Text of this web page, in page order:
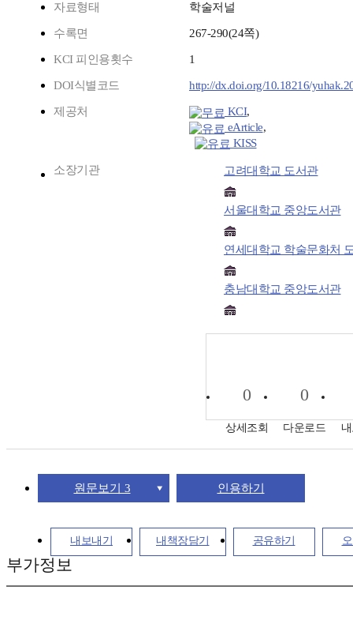
자료형태 학술저널
수록면 267-290(24쪽)
KCI 피인용횟수 1
DOI식별코드 http://dx.doi.org/10.18216/
제공처 KCI,
eArticle,
KISS
소장기관 고려대학교 도서관
서울대학교 중앙도서관
연세대학교 학술문화처
충남대학교 중앙도서관
0
상세조회
0
다운로드
원문보기 3 인용하기
내보내기 내책장담기 공유하기
부가정보